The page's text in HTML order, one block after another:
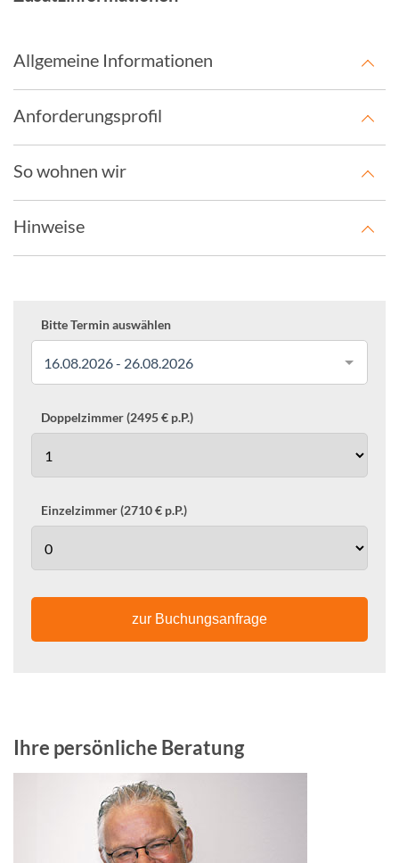
Allgemeine Informationen
Anforderungsprofil
So wohnen wir
Hinweise
Bitte Termin auswählen
16.08.2026 - 26.08.2026
Doppelzimmer (2495 € p.P.)
Einzelzimmer (2710 € p.P.)
zur Buchungsanfrage
Ihre persönliche Beratung